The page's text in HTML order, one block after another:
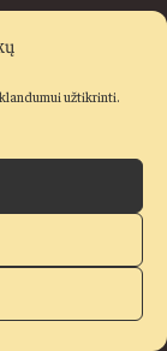
užtikrinti.
UAB „Vakarų
ir slapukų politika